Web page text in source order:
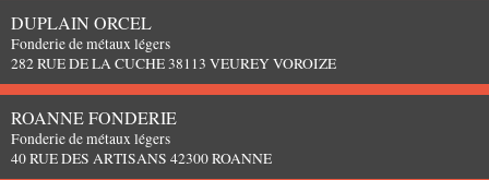
DUPLAIN ORCEL
Fonderie de métaux légers
282 RUE DE LA CUCHE 38113 VEUREY VOROIZE
ROANNE FONDERIE
Fonderie de métaux légers
40 RUE DES ARTISANS 42300 ROANNE